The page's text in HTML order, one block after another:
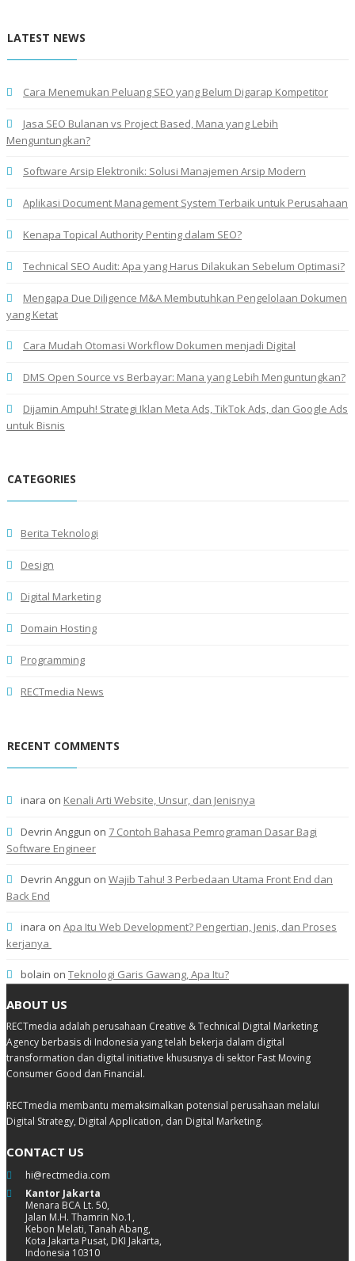
LATEST NEWS
Cara Menemukan Peluang SEO yang Belum Digarap Kompetitor
Jasa SEO Bulanan vs Project Based, Mana yang Lebih
Menguntungkan?
Software Arsip Elektronik: Solusi Manajemen Arsip Modern
Aplikasi Document Management System Terbaik untuk Perusahaan
Kenapa Topical Authority Penting dalam SEO?
Technical SEO Audit: Apa yang Harus Dilakukan Sebelum Optimasi?
Mengapa Due Diligence M&A Membutuhkan Pengelolaan Dokumen
yang Ketat
Cara Mudah Otomasi Workflow Dokumen menjadi Digital
DMS Open Source vs Berbayar: Mana yang Lebih Menguntungkan?
Dijamin Ampuh! Strategi Iklan Meta Ads, TikTok Ads, dan Google Ads
untuk Bisnis
CATEGORIES
Berita Teknologi
Design
Digital Marketing
Domain Hosting
Programming
RECTmedia News
RECENT COMMENTS
inara on Kenali Arti Website, Unsur, dan Jenisnya
Devrin Anggun on 7 Contoh Bahasa Pemrograman Dasar Bagi
Software Engineer
Devrin Anggun on Wajib Tahu! 3 Perbedaan Utama Front End dan
Back End
inara on Apa Itu Web Development? Pengertian, Jenis, dan Proses
kerjanya
bolain on Teknologi Garis Gawang, Apa Itu?
ABOUT US
RECTmedia adalah perusahaan Creative & Technical Digital Marketing
Agency berbasis di Indonesia yang telah bekerja dalam digital
transformation dan digital initiative khususnya di sektor Fast Moving
Consumer Good dan Financial.
RECTmedia membantu memaksimalkan potensial perusahaan melalui
Digital Strategy, Digital Application, dan Digital Marketing.
CONTACT US
hi@rectmedia.com
Kantor Jakarta
Menara BCA Lt. 50,
Jalan M.H. Thamrin No.1,
Kebon Melati, Tanah Abang,
Kota Jakarta Pusat, DKI Jakarta,
Indonesia 10310